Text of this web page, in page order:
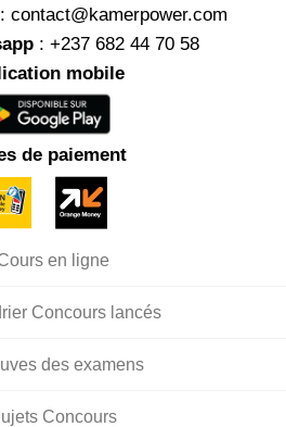
: contact@kamerpower.com
: +237 682 44 70 58
mobile
de paiement
en ligne
Concours lancés
des examens
Concours